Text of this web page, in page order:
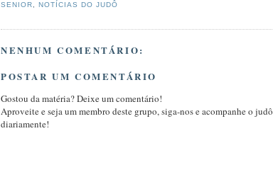
SENIOR,NOTÍCIAS DO JUDÔ
NENHUM COMENTÁRIO:
POSTAR UM COMENTÁRIO
Gostou da matéria? Deixe um comentário!
Aproveite e seja um membro deste grupo, siga-nos e acompanhe o judô
diariamente!